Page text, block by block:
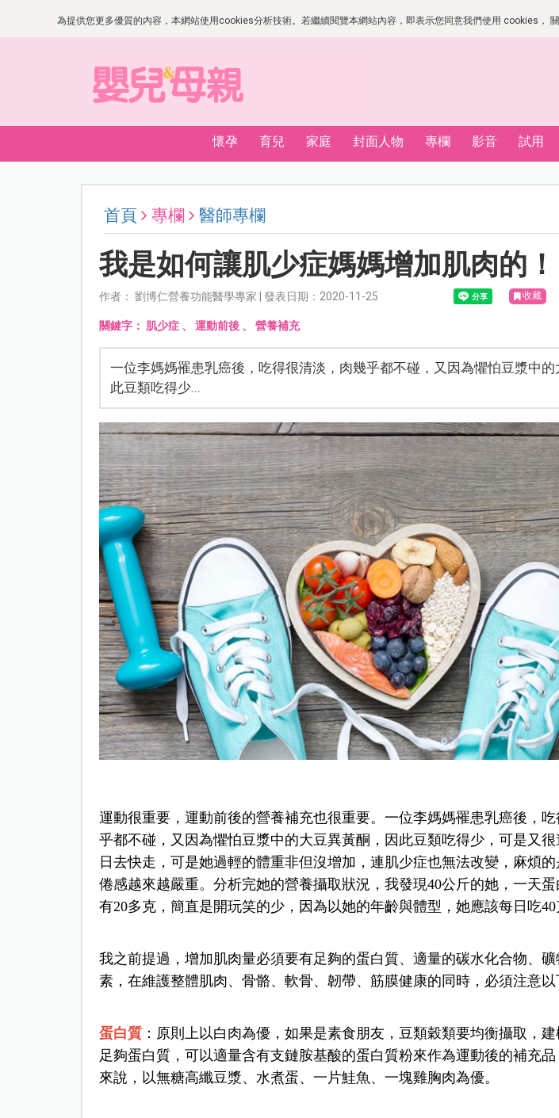
為提供您更多優質的內容，本網站使用cookies分析技術。若繼續閱覽本網站內容，即表示您同意我們使用 cookies，
懷孕 育兒 家庭 封面人物 專欄 影音 試用
首頁 專欄 醫師專欄
我是如何讓肌少症媽媽增加肌肉的！
作者： 劉博仁營養功能醫學專家 | 發表日期：2020-11-25 收藏
關鍵字： 肌少症、 運動前後、 營養補充
一位李媽媽罹患乳癌後，吃得很清淡，肉幾乎都不碰，又因為懼怕豆漿中的
此豆類吃得少...
運動很重要，運動前後的營養補充也很重要。一位李媽媽罹患乳癌後，
乎都不碰，又因為懼怕豆漿中的大豆異黃酮，因此豆類吃得少，可是又
日去快走，可是她過輕的體重非但沒增加，連肌少症也無法改變，麻煩
倦感越來越嚴重。分析完她的營養攝取狀況，我發現40公斤的她，一天
有20多克，簡直是開玩笑的少，因為以她的年齡與體型，她應該每日吃40
我之前提過，增加肌肉量必須要有足夠的蛋白質、適量的碳水化合物、
素，在維護整體肌肉、骨骼、軟骨、韌帶、筋膜健康的同時，必須注意以
蛋白質：原則上以白肉為優，如果是素食朋友，豆類穀類要均衡攝取，
足夠蛋白質，可以適量含有支鏈胺基酸的蛋白質粉來作為運動後的補充
來說，以無糖高纖豆漿、水煮蛋、一片鮭魚、一塊雞胸肉為優。